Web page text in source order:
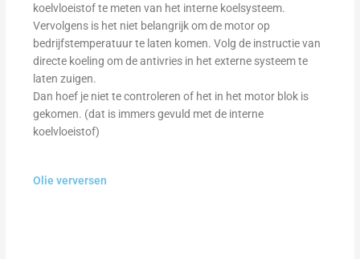
koelvloeistof te meten van het interne koelsysteem.
Vervolgens is het niet belangrijk om de motor op
bedrijfstemperatuur te laten komen. Volg de instructie van
directe koeling om de antivries in het externe systeem te
laten zuigen.
Dan hoef je niet te controleren of het in het motor blok is
gekomen. (dat is immers gevuld met de interne
koelvloeistof)
Olie verversen